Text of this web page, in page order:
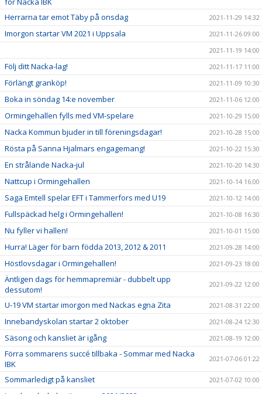
Herrarna tar emot Täby på onsdag 2021-11-29 14:32
Imorgon startar VM 2021 i Uppsala
2021-11-26 09:00
2021-11-19 14:00
Följ ditt Nacka-lag! 2021-11-17 11:00
Förlängt granköp! 2021-11-09 10:30
Boka in söndag 14:e november 2021-11-06 12:00
Ormingehallen fylls med VM-spelare 2021-10-29 15:00
Nacka Kommun bjuder in till föreningsdagar! 2021-10-28 15:00
Rösta på Sanna Hjalmars engagemang! 2021-10-22 15:30
En strålande Nacka-jul 2021-10-20 14:30
Nattcup i Ormingehallen 2021-10-14 16:00
Saga Emtell spelar EFT i Tammerfors med U19 2021-10-12 14:00
Fullspäckad helg i Ormingehallen! 2021-10-08 16:30
Nu fyller vi hallen! 2021-10-01 15:00
Hurra! Läger för barn födda 2013, 2012 & 2011 2021-09-28 14:00
Höstlovsdagar i Ormingehallen! 2021-09-23 18:00
Äntligen dags för hemmapremiär - dubbelt upp
dessutom!
2021-09-22 12:00
U-19 VM startar imorgon med Nackas egna Zita 2021-08-31 22:00
Innebandyskolan startar 2 oktober 2021-08-24 12:30
Säsong och kansliet är igång 2021-08-19 12:00
Förra sommarens succé tillbaka - Sommar med Nacka
IBK
2021-07-06 01:22
Sommarledigt på kansliet 2021-07-02 10:00